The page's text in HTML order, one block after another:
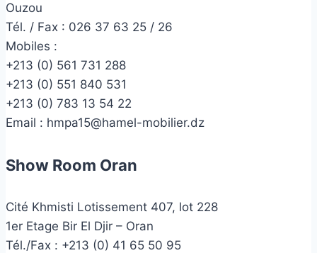
Ouzou
Tél. / Fax : 026 37 63 25 / 26
Mobiles :
+213 (0) 561 731 288
+213 (0) 551 840 531
+213 (0) 783 13 54 22
Email : hmpa15@hamel-mobilier.dz
Show Room Oran
Cité Khmisti Lotissement 407, lot 228
1er Etage Bir El Djir – Oran
Tél./Fax : +213 (0) 41 65 50 95